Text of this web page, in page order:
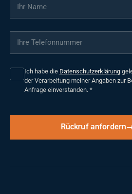
Ihre Telefonnummer
Ich habe die Datenschutzerklärung
der Verarbeitung meiner Angaben zur
Anfrage einverstanden. *
Rückruf anfordern